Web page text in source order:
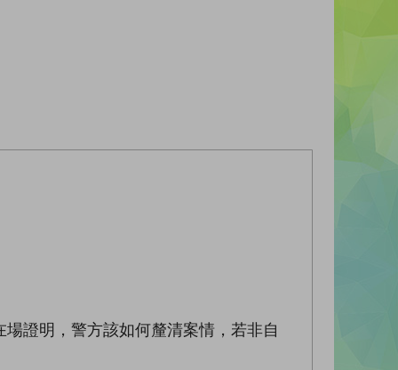
證明，警方該如何釐清案情，若非自